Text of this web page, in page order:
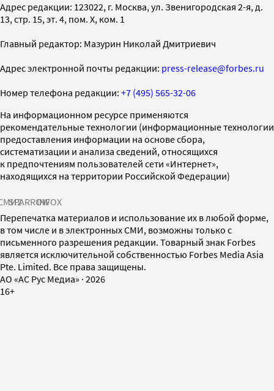
Адрес редакции: 123022, г. Москва, ул. Звенигородская 2-я, д.
13, стр. 15, эт. 4, пом. X, ком. 1
Главный редактор: Мазурин Николай Дмитриевич
Адрес электронной почты редакции: press-release@forbes.ru
Номер телефона редакции: +7 (495) 565-32-06
На информационном ресурсе применяются
рекомендательные технологии (информационные технологии
предоставления информации на основе сбора,
систематизации и анализа сведений, относящихся
к предпочтениям пользователей сети «Интернет»,
находящихся на территории Российской Федерации)
SPARROWINFOX
Перепечатка материалов и использование их в любой форме,
в том числе и в электронных СМИ, возможны только с
письменного разрешения редакции. Товарный знак Forbes
является исключительной собственностью Forbes Media Asia
Pte. Limited. Все права защищены.
AO «АС Рус Медиа» · 2026
16+